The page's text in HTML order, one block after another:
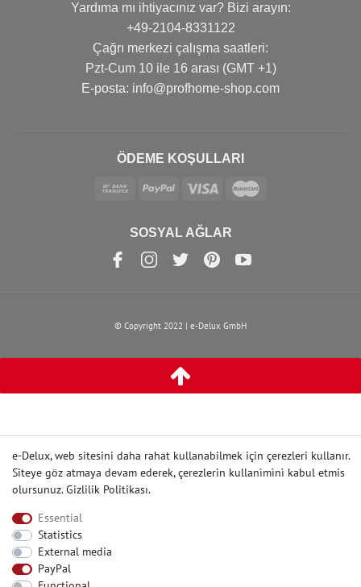
Yardıma mı ihtiyacınız var? Bizi arayın:
+49-2104-8331122
Çağrı merkezi çalışma saatleri:
Pzt-Cum 10 ile 16 arası (GMT +1)
Е-posta: info@profhome-shop.com
ÖDEME KOŞULLARI
SOSYAL AĞLAR
© Copyright 2022 | e-Delux GmbH
e-Delux, web sitesini daha rahat kullanabilmek için çerezleri kullanır.
Siteye göz atmaya devam ederek, çerezlerin kullanìmìnì kabul etmis
olursunuz.Gizlilik Politikası.
Essential
Statistics
External media
PayPal